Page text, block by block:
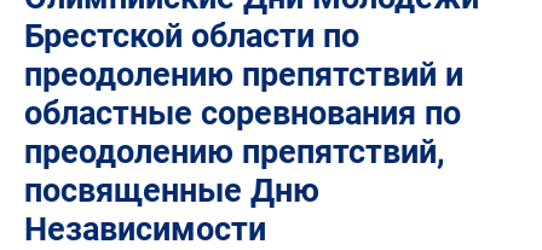
Брестской области по
преодолению препятствий и
областные соревнования по
преодолению препятствий,
посвященные Дню
Независимости